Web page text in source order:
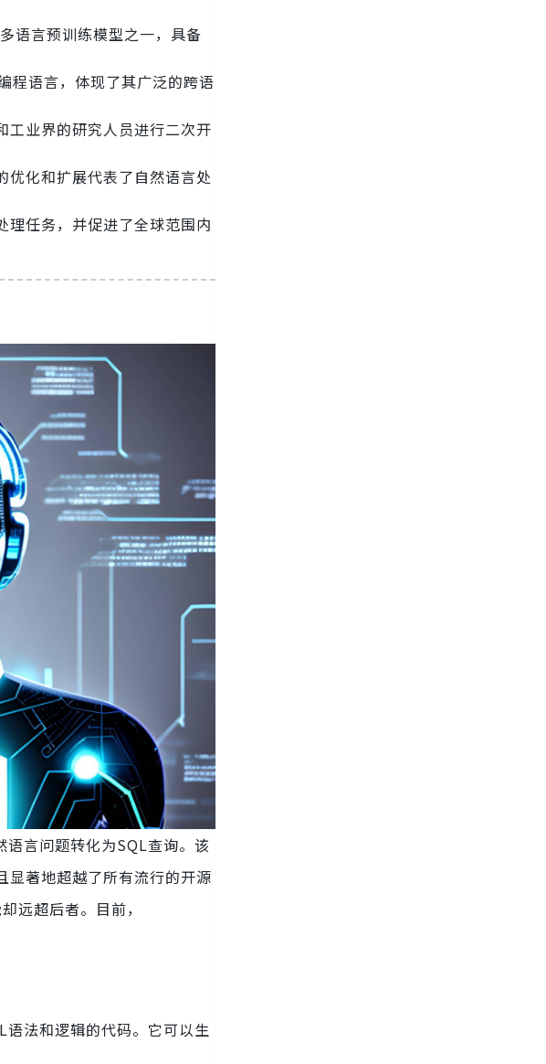
语言预训练模型之一，具备
程语言，体现了其广泛的跨语
工业界的研究人员进行二次开
优化和扩展代表了自然语言处
理任务，并促进了全球范围内
言问题转化为SQL查询。该
著地超越了所有流行的开源
超后者。目前，
法和逻辑的代码。它可以生